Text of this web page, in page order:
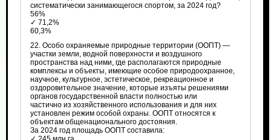
систематически занимающегося спортом, за 2024 год?
56%
✓ 71,2%
60,3%
22. Особо охраняемые природные территории (ООПТ) —
участки земли, водной поверхности и воздушного
пространства над ними, где располагаются природные
комплексы и объекты, имеющие особое природоохранное,
научное, культурное, эстетическое, рекреационное и
оздоровительное значение, которые изъяты решениями
органов государственной власти полностью или
частично из хозяйственного использования и для них
установлен режим особой охраны. ООПТ относятся к
объектам общенационального достояния.
За 2024 год площадь ООПТ составила: